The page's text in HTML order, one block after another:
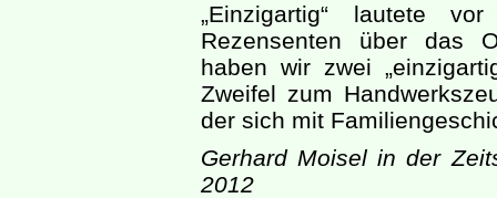
„Einzigartig“ lautete
Rezensenten über das
haben wir zwei
Zweifel zum
der sich mit
Gerhard Moisel in der
2012